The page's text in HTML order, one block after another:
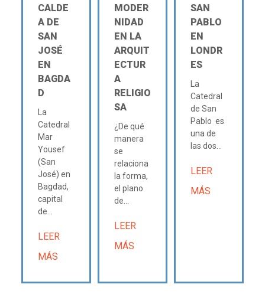
CALDE
A DE
SAN
JOSÉ
EN
BAGDA
D
La
Catedral
Mar
Yousef
(San
José) en
Bagdad,
capital
de...
LEER
MÁS
MODER
NIDAD
EN LA
ARQUIT
ECTUR
A
RELIGIO
SA
¿De qué
manera
se
relaciona
la forma,
el plano
de...
LEER
MÁS
SAN
PABLO
EN
LONDR
ES
La
Catedral
de San
Pablo es
una de
las dos...
LEER
MÁS